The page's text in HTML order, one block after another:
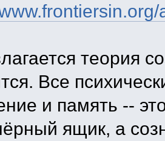
теория
Все
и память --
ящик, а